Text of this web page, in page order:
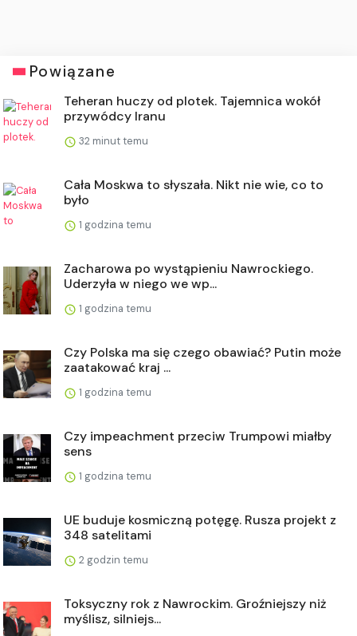
Powiązane
Teheran huczy od plotek. Tajemnica wokół
przywódcy Iranu
32 minut temu
Cała Moskwa to słyszała. Nikt nie wie, co to
było
1 godzina temu
Zacharowa po wystąpieniu Nawrockiego.
Uderzyła w niego we wp...
1 godzina temu
Czy Polska ma się czego obawiać? Putin może
zaatakować kraj ...
1 godzina temu
Czy impeachment przeciw Trumpowi miałby
sens
1 godzina temu
UE buduje kosmiczną potęgę. Rusza projekt z
348 satelitami
2 godzin temu
Toksyczny rok z Nawrockim. Groźniejszy niż
myślisz, silniejs...